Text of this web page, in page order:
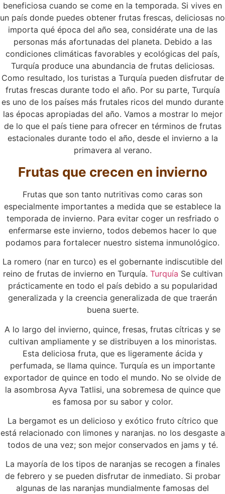
beneficiosa cuando se come en la temporada. Si vives en
un país donde puedes obtener frutas frescas, deliciosas no
importa qué época del año sea, considérate una de las
personas más afortunadas del planeta. Debido a las
condiciones climáticas favorables y ecológicas del país,
Turquía produce una abundancia de frutas deliciosas.
Como resultado, los turistas a Turquía pueden disfrutar de
frutas frescas durante todo el año. Por su parte, Turquía
es uno de los países más frutales ricos del mundo durante
las épocas apropiadas del año. Vamos a mostrar lo mejor
de lo que el país tiene para ofrecer en términos de frutas
estacionales durante todo el año, desde el invierno a la
primavera al verano.
Frutas que crecen en invierno
Frutas que son tanto nutritivas como caras son
especialmente importantes a medida que se establece la
temporada de invierno. Para evitar coger un resfriado o
enfermarse este invierno, todos debemos hacer lo que
podamos para fortalecer nuestro sistema inmunológico.
La romero (nar en turco) es el gobernante indiscutible del
reino de frutas de invierno en Turquía. Turquía Se cultivan
prácticamente en todo el país debido a su popularidad
generalizada y la creencia generalizada de que traerán
buena suerte.
A lo largo del invierno, quince, fresas, frutas cítricas y se
cultivan ampliamente y se distribuyen a los minoristas.
Esta deliciosa fruta, que es ligeramente ácida y
perfumada, se llama quince. Turquía es un importante
exportador de quince en todo el mundo. No se olvide de
la asombrosa Ayva Tatlisi, una sobremesa de quince que
es famosa por su sabor y color.
La bergamot es un delicioso y exótico fruto cítrico que
está relacionado con limones y naranjas. no los desgaste a
todos de una vez; son mejor conservados en jams y té.
La mayoría de los tipos de naranjas se recogen a finales
de febrero y se pueden disfrutar de inmediato. Si probar
algunas de las naranjas mundialmente famosas del